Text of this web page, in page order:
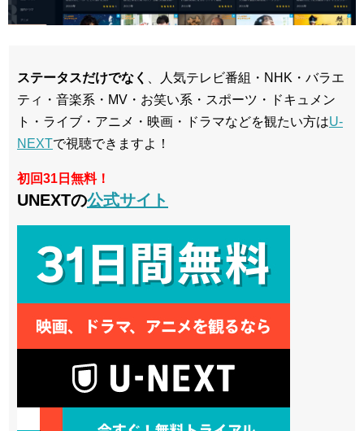
ステータスだけでなく
、人気テレビ番組・NHK・バラエ
ティ・音楽系・MV・お笑い系・スポーツ・ドキュメン
ト・ライブ・アニメ・映画・ドラマなどを観たい方はU-
NEXTで視聴できますよ！
初回31日無料！
UNEXTの公式サイト